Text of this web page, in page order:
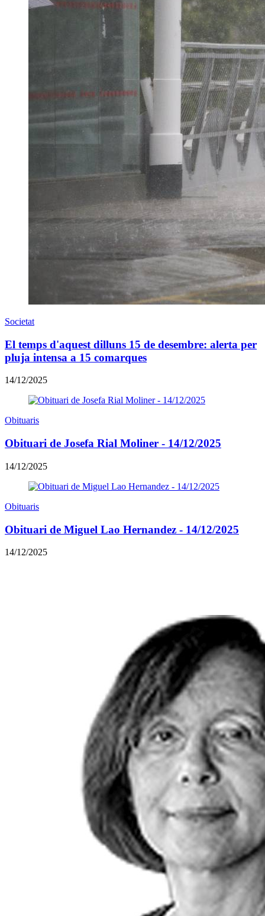
Societat
El temps d'aquest dilluns 15 de desembre: alerta per
pluja intensa a 15 comarques
14/12/2025
Obituaris
Obituari de Josefa Rial Moliner - 14/12/2025
14/12/2025
Obituaris
Obituari de Miguel Lao Hernandez - 14/12/2025
14/12/2025